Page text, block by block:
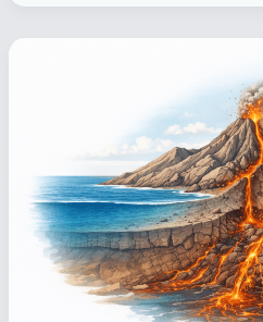
Taha’a